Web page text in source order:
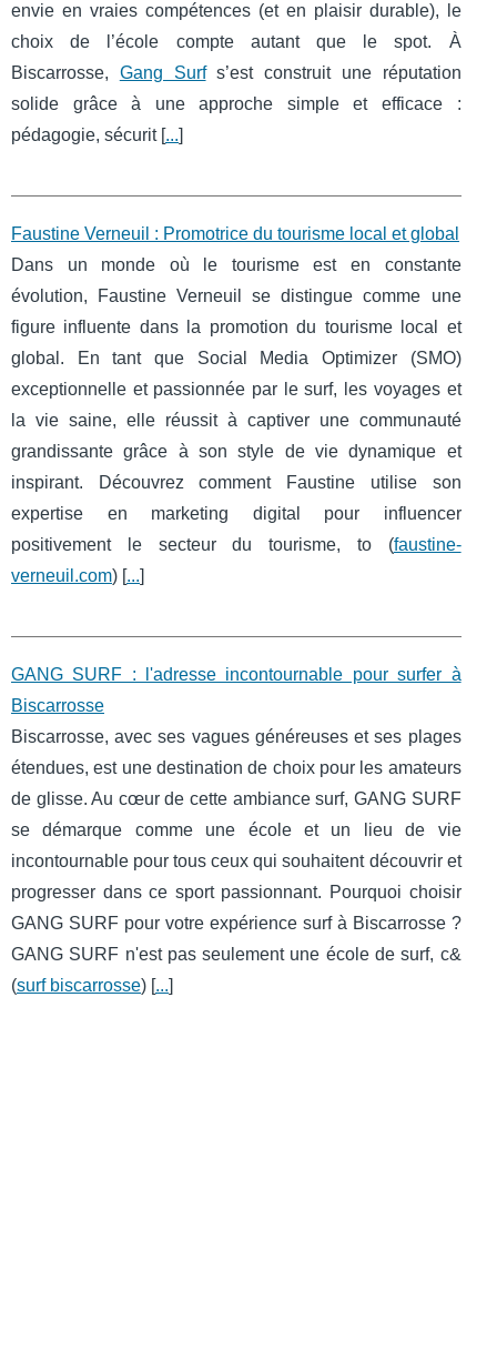
envie en vraies compétences (et en plaisir durable), le
choix de l’école compte autant que le spot. À
Biscarrosse, Gang Surfs’est construit une réputation
solide grâce à une approche simple et efficace :
pédagogie, sécurit [...]
Faustine Verneuil : Promotrice du tourisme local et global
Dans un monde où le tourisme est en constante
évolution, Faustine Verneuil se distingue comme une
figure influente dans la promotion du tourisme local et
global. En tant que Social Media Optimizer (SMO)
exceptionnelle et passionnée par le surf, les voyages et
la vie saine, elle réussit à captiver une communauté
grandissante grâce à son style de vie dynamique et
inspirant. Découvrez comment Faustine utilise son
expertise en marketing digital pour influencer
positivement le secteur du tourisme, to (faustine-
verneuil.com) [...]
GANG SURF : l'adresse incontournable pour surfer à
Biscarrosse
Biscarrosse, avec ses vagues généreuses et ses plages
étendues, est une destination de choix pour les amateurs
de glisse. Au cœur de cette ambiance surf, GANG SURF
se démarque comme une école et un lieu de vie
incontournable pour tous ceux qui souhaitent découvrir et
progresser dans ce sport passionnant. Pourquoi choisir
GANG SURF pour votre expérience surf à Biscarrosse ?
GANG SURF n'est pas seulement une école de surf, c&
(surf biscarrosse) [...]